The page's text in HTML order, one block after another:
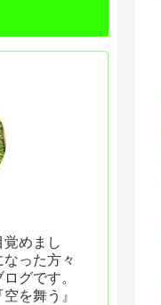
覚めまし
った方々
グです。
を舞う』